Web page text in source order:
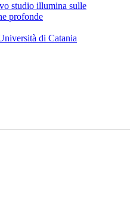
studio illumina sulle
profonde
di Catania